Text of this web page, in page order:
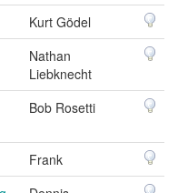
Kurt Gödel
Nathan
Liebknecht
Bob Rosetti
Frank